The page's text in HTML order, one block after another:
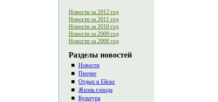
Новости за 2012 год
Новости за 2011 год
Новости за 2010 год
Новости за 2009 год
Новости за 2008 год
Разделы новостей
Новости
Прочее
Отдых в Ейске
Жизнь города
Культура